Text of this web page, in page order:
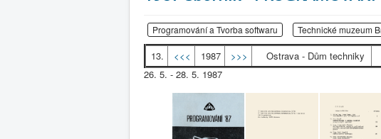
Programování a Tvorba softwaru Technické muzeum
13. <<< 1987 >>> Ostrava - Dům techniky
26. 5. - 28. 5. 1987